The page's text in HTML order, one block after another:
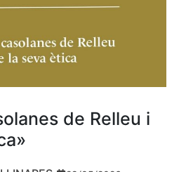
de Relleu i